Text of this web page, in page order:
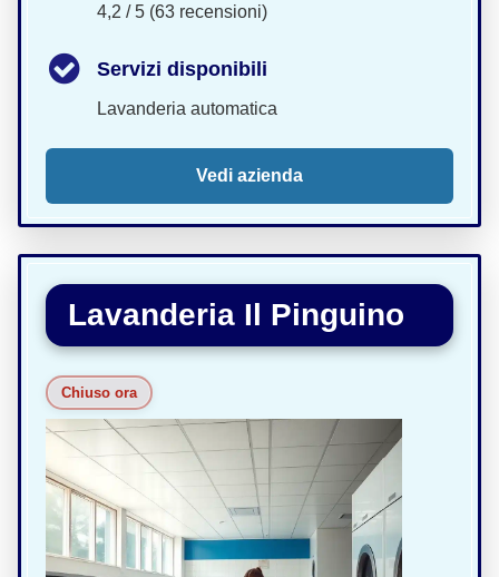
4,2 / 5 (63 recensioni)
Servizi disponibili
Lavanderia automatica
Vedi azienda
Lavanderia Il Pinguino
Chiuso ora